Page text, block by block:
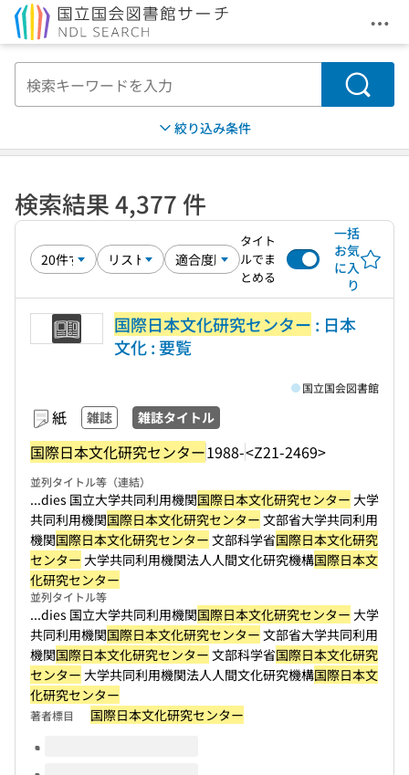
メ
検索
絞り込み条件
検索結果 4,377 件
タイト
ルでま
とめる
一括
お気
に入
り
国際日本文化研究センター : 日本
文化 : 要覧
紙 雑誌 雑誌タイトル
国際日本文化研究センター1988-<Z21-2469>
国立国会図書館
並列タイトル等（連結）
...dies 国立大学共同利用機関国際日本文化研究センター 大学
共同利用機関国際日本文化研究センター 文部省大学共同利用
機関国際日本文化研究センター 文部科学省国際日本文化研究
センター 大学共同利用機関法人人間文化研究機構国際日本文
化研究センター
並列タイトル等
...dies 国立大学共同利用機関国際日本文化研究センター 大学
共同利用機関国際日本文化研究センター 文部省大学共同利用
機関国際日本文化研究センター 文部科学省国際日本文化研究
センター 大学共同利用機関法人人間文化研究機構国際日本文
化研究センター
著者標目 国際日本文化研究センター
このタイトルの巻号